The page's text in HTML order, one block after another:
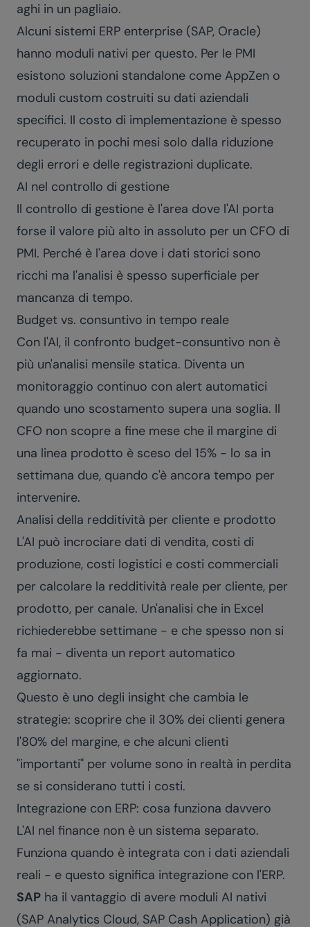
aghi in un pagliaio.
Alcuni sistemi ERP enterprise (SAP, Oracle)
hanno moduli nativi per questo. Per le PMI
esistono soluzioni standalone come AppZen o
moduli custom costruiti su dati aziendali
specifici. Il costo di implementazione è spesso
recuperato in pochi mesi solo dalla riduzione
degli errori e delle registrazioni duplicate.
AI nel controllo di gestione
Il controllo di gestione è l'area dove l'AI porta
forse il valore più alto in assoluto per un CFO di
PMI. Perché è l'area dove i dati storici sono
ricchi ma l'analisi è spesso superficiale per
mancanza di tempo.
Budget vs. consuntivo in tempo reale
Con l'AI, il confronto budget-consuntivo non è
più un'analisi mensile statica. Diventa un
monitoraggio continuo con alert automatici
quando uno scostamento supera una soglia. Il
CFO non scopre a fine mese che il margine di
una linea prodotto è sceso del 15% - lo sa in
settimana due, quando c'è ancora tempo per
intervenire.
Analisi della redditività per cliente e prodotto
L'AI può incrociare dati di vendita, costi di
produzione, costi logistici e costi commerciali
per calcolare la redditività reale per cliente, per
prodotto, per canale. Un'analisi che in Excel
richiederebbe settimane - e che spesso non si
fa mai - diventa un report automatico
aggiornato.
Questo è uno degli insight che cambia le
strategie: scoprire che il 30% dei clienti genera
l'80% del margine, e che alcuni clienti
"importanti" per volume sono in realtà in perdita
se si considerano tutti i costi.
Integrazione con ERP: cosa funziona davvero
L'AI nel finance non è un sistema separato.
Funziona quando è integrata con i dati aziendali
reali - e questo significa integrazione con l'ERP.
SAP ha il vantaggio di avere moduli AI nativi
(SAP Analytics Cloud, SAP Cash Application) già